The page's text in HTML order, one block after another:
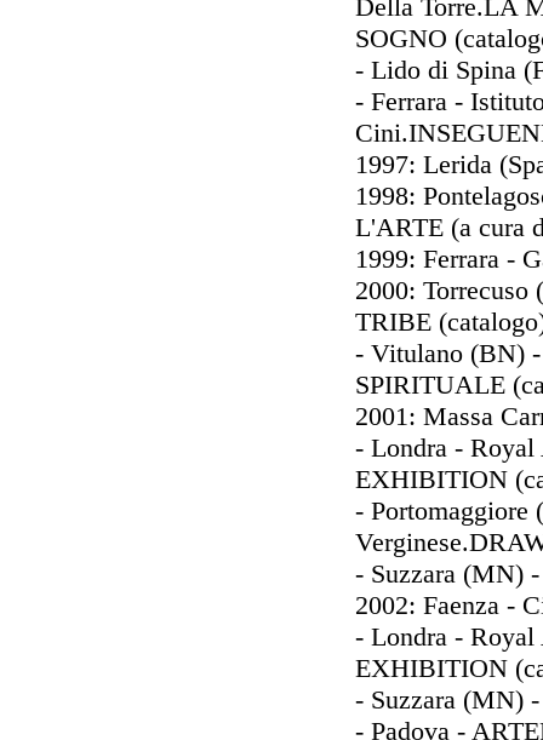
Della Torre.LA
SOGNO
- Lido di Spina
- Ferrara -
1997: Lerida
1998:
L'ARTE (a cura
1999: Ferrara -
2000:
TRIBE
- Vitulano (BN)
SPIRITUALE
2001: Massa
- Londra -
EXHIBITION
- Portomaggiore
- Suzzara (MN)
2002: Faenza -
- Londra -
EXHIBITION
- Suzzara (MN)
- Padova -